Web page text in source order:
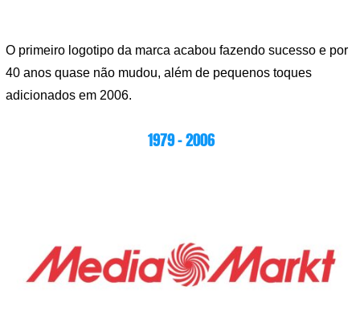
O primeiro logotipo da marca acabou fazendo sucesso e por
40 anos quase não mudou, além de pequenos toques
adicionados em 2006.
1979 – 2006